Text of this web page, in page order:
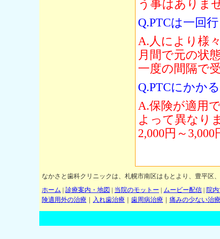
う事はありま
Q.PTCは一回
A.人により様
月間で元の状
一度の間隔で
Q.PTCにかか
A.保険が適用
よって異なり
2,000円～
なかさと歯科クリニックは、札幌市南区はもとより、豊平区
ホーム | 診療案内・地図 | 当院のモットー | ムービー配信 | 院
険適用外の治療 ｜ 入れ歯治療 ｜ 歯周病治療 ｜ 痛みの少ない治療